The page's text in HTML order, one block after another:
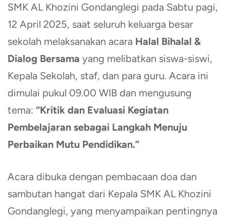
SMK AL Khozini Gondanglegi pada Sabtu pagi,
12 April 2025, saat seluruh keluarga besar
sekolah melaksanakan acara Halal Bihalal &
Dialog Bersama yang melibatkan siswa-siswi,
Kepala Sekolah, staf, dan para guru. Acara ini
dimulai pukul 09.00 WIB dan mengusung
tema: “Kritik dan Evaluasi Kegiatan
Pembelajaran sebagai Langkah Menuju
Perbaikan Mutu Pendidikan.”
Acara dibuka dengan pembacaan doa dan
sambutan hangat dari Kepala SMK AL Khozini
Gondanglegi, yang menyampaikan pentingnya